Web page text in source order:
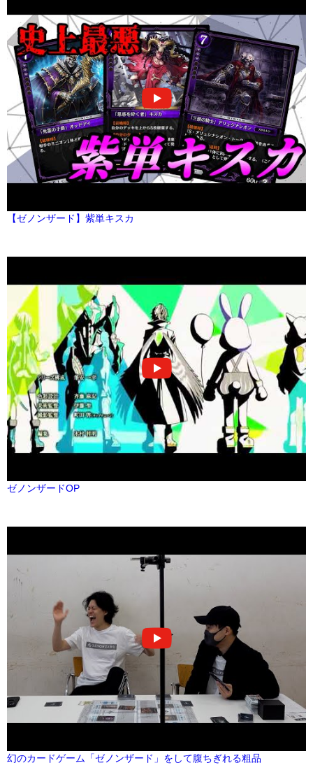
【ゼノンザード】紫単キスカ
ゼノンザードOP
幻のカードゲーム「ゼノンザード」をして腹ちぎれる粗品